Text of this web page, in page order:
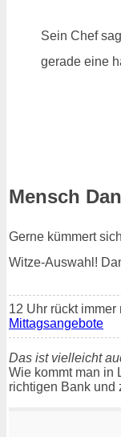
Sein Chef
gerade eine
Mensch
Gerne kümmert
Witze-Auswahl!
12 Uhr rückt
Mittagsangebote
Das ist vielleicht
Wie kommt man in
richtigen Bank und